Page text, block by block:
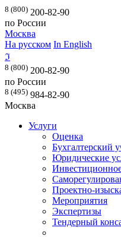
8 (800) 200-82-90
по России
Москва
На русском In English
ℑ
8 (800) 200-82-90
по России
8 (495) 984-82-90
Москва
Услуги
Оценка
Бухгалтерский
Юридические
Проектно-
Мероприятия
Экспертизы
Тендерный